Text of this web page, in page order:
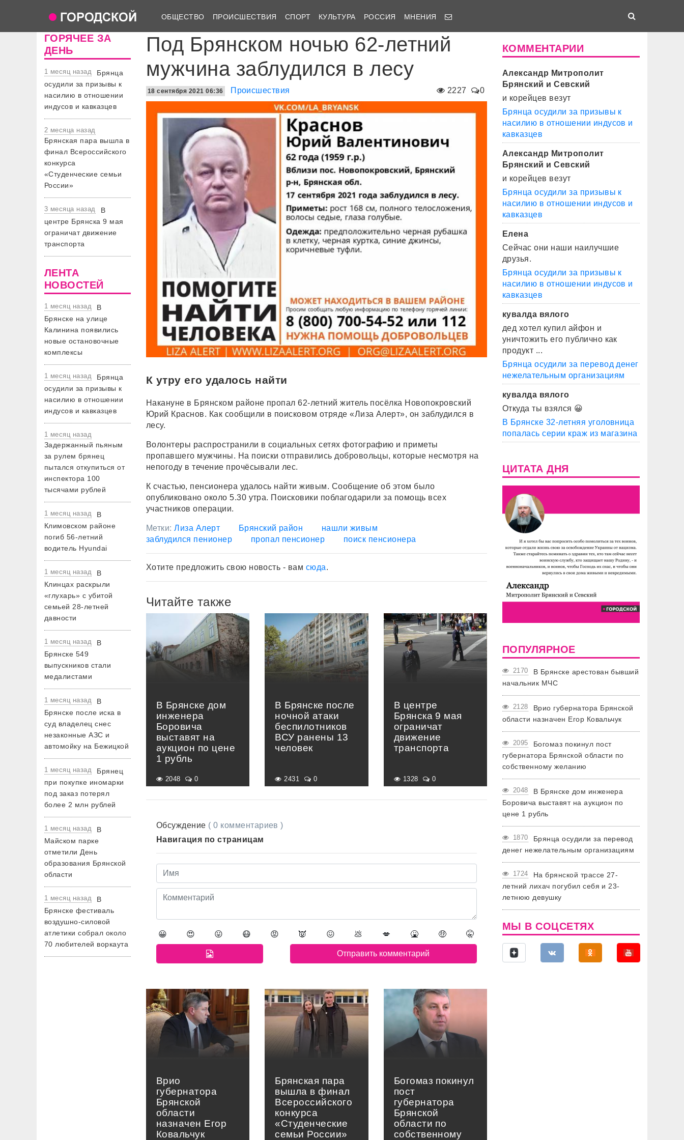
ОБЩЕСТВО ПРОИСШЕСТВИЯ СПОРТ КУЛЬТУРА РОССИЯ МНЕНИЯ
ГОРЯЧЕЕ ЗА
ДЕНЬ
1 месяц назад
Брянца
осудили за призывы к
насилию в отношении
индусов и кавказцев
2 месяца назад
Брянская пара вышла в
финал Всероссийского
конкурса
«Студенческие семьи
России»
3 месяца назад
В
центре Брянска 9 мая
ограничат движение
транспорта
ЛЕНТА
НОВОСТЕЙ
1 месяц назад
В
Брянске на улице
Калинина появились
новые остановочные
комплексы
1 месяц назад
Брянца
осудили за призывы к
насилию в отношении
индусов и кавказцев
1 месяц назад
Задержанный пьяным
за рулем брянец
пытался откупиться от
инспектора 100
тысячами рублей
1 месяц назад
В
Климовском районе
погиб 56-летний
водитель Hyundai
1 месяц назад
В
Клинцах раскрыли
«глухарь» с убитой
семьей 28-летней
давности
1 месяц назад
В
Брянске 549
выпускников стали
медалистами
1 месяц назад
В
Брянске после иска в
суд владелец снес
незаконные АЗС и
автомойку на Бежицкой
1 месяц назад
Брянец
при покупке иномарки
под заказ потерял
более 2 млн рублей
1 месяц назад
В
Майском парке
отметили День
образования Брянской
области
1 месяц назад
В
Брянске фестиваль
воздушно-силовой
атлетики собрал около
70 любителей воркаута
Под Брянском ночью 62-летний
мужчина заблудился в лесу
2227 0
18 сентября 2021 06:36 Происшествия
К утру его удалось найти
Накануне в Брянском районе пропал 62-летний житель посёлка Новопокровский
Юрий Краснов. Как сообщили в поисковом отряде «Лиза Алерт», он заблудился в
лесу.
Волонтеры распространили в социальных сетях фотографию и приметы
пропавшего мужчины. На поиски отправились добровольцы, которые несмотря на
непогоду в течение прочёсывали лес.
К счастью, пенсионера удалось найти живым. Сообщение об этом было
опубликовано около 5.30 утра. Поисковики поблагодарили за помощь всех
участников операции.
Метки:Лиза Алерт Брянский район
нашли живым
заблудился пенионер
пропал пенсионер поиск пенсионера
Хотите предложить свою новость - вам сюда.
Читайте также
В Брянске дом
инженера
Боровича
выставят на
аукцион по цене
1 рубль
2048 0
В Брянске после
ночной атаки
беспилотников
ВСУ ранены 13
человек
2431 0
В центре
Брянска 9 мая
ограничат
движение
транспорта
1328 0
Обсуждение ( 0 комментариев )
Навигация по страницам
😀 😍 😛 😷 😡 👿 😖 💩 💋 🤮 🤑 🤫
Врио
губернатора
Брянской
области
назначен Егор
Ковальчук
Брянская пара
вышла в финал
Всероссийского
конкурса
«Студенческие
семьи России»
Богомаз покинул
пост
губернатора
Брянской
области по
собственному
КОММЕНТАРИИ
Александр Митрополит
Брянский и Севский
и корейцев везут
Брянца осудили за призывы к
насилию в отношении индусов и
кавказцев
Александр Митрополит
Брянский и Севский
и корейцев везут
Брянца осудили за призывы к
насилию в отношении индусов и
кавказцев
Елена
Сейчас они наши наилучшие
друзья.
Брянца осудили за призывы к
насилию в отношении индусов и
кавказцев
кувалда вялого
дед хотел купил айфон и
уничтожить его публично как
продукт ...
Брянца осудили за перевод денег
нежелательным организациям
кувалда вялого
Откуда ты взялся 😀
В Брянске 32-летняя уголовница
попалась серии краж из магазина
ЦИТАТА ДНЯ
ПОПУЛЯРНОЕ
2170
В Брянске арестован бывший
начальник МЧС
2128
Врио губернатора Брянской
области назначен Егор Ковальчук
2095
Богомаз покинул пост
губернатора Брянской области по
собственному желанию
2048
В Брянске дом инженера
Боровича выставят на аукцион по
цене 1 рубль
1870
Брянца осудили за перевод
денег нежелательным организациям
1724
На брянской трассе 27-
летний лихач погубил себя и 23-
летнюю девушку
МЫ В СОЦСЕТЯХ